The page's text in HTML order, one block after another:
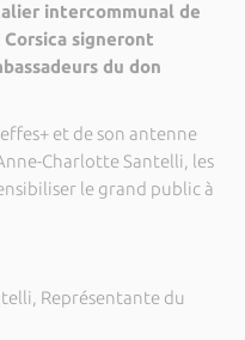
intercommunal de
signeront
du don
et de son antenne
Charlotte Santelli, les
le grand public à
Représentante du